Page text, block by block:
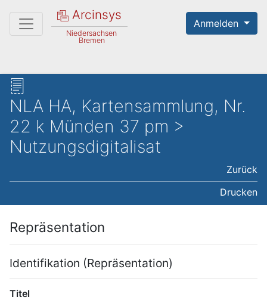
Arcinsys
Niedersachsen
Bremen
Anmelden
NLA HA, Kartensammlung, Nr.
22 k Münden 37 pm >
Nutzungsdigitalisat
Zurück
Drucken
Repräsentation
Identifikation (Repräsentation)
Titel